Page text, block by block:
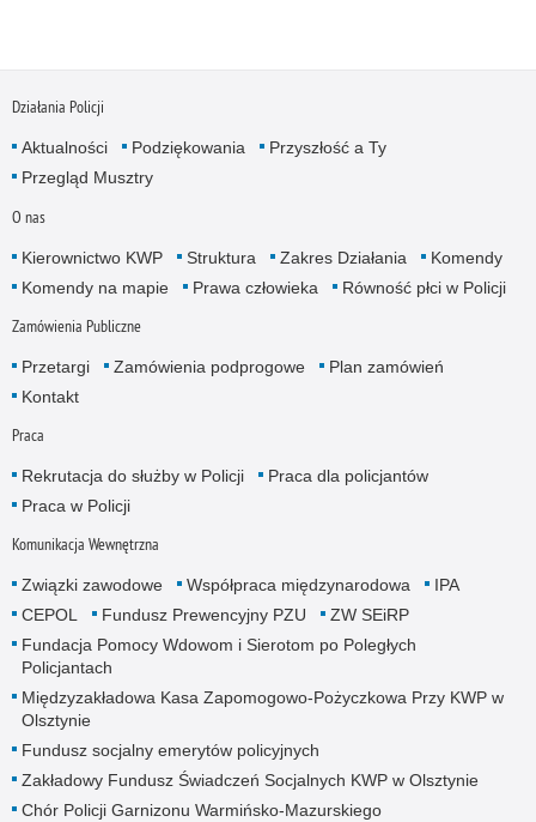
Działania Policji
Aktualności Podziękowania
Przyszłość a Ty
Przegląd Musztry
O nas
Kierownictwo KWP Struktura Zakres Działania
Komendy
Komendy na mapie
Prawa człowieka Równość płci w Policji
Zamówienia Publiczne
Przetargi Zamówienia podprogowe
Plan zamówień
Kontakt
Praca
Rekrutacja do służby w Policji
Praca dla policjantów
Praca w Policji
Komunikacja Wewnętrzna
Związki zawodowe Współpraca międzynarodowa
IPA
CEPOL
Fundusz Prewencyjny PZU
ZW SEiRP
Fundacja Pomocy Wdowom i Sierotom po Poległych
Policjantach
Międzyzakładowa Kasa Zapomogowo-Pożyczkowa Przy KWP w
Olsztynie
Fundusz socjalny emerytów policyjnych
Zakładowy Fundusz Świadczeń Socjalnych KWP w Olsztynie
Chór Policji Garnizonu Warmińsko-Mazurskiego